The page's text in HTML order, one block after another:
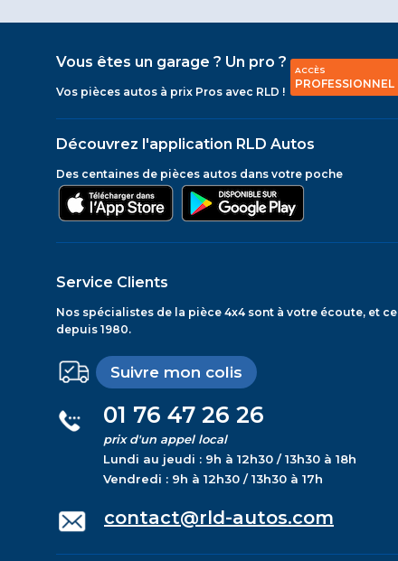
Vous êtes un garage ? Un pro ?
Vos pièces autos à prix Pros avec RLD !
ACCÈS
PROFESSIONNEL
Découvrez l'application RLD Autos
Des centaines de pièces autos dans votre poche
Service Clients
Nos spécialistes de la pièce 4x4 sont à votre écoute, et ce
depuis 1980.
Suivre mon colis
01 76 47 26 26
prix d'un appel local
Lundi au jeudi : 9h à 12h30 / 13h30 à 18h
Vendredi : 9h à 12h30 / 13h30 à 17h
contact@rld-autos.com